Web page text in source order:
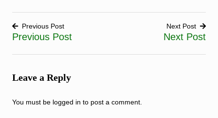
Previous Post
Previous Post
Next Post
Next Post
Leave a Reply
You must be logged in to post a comment.